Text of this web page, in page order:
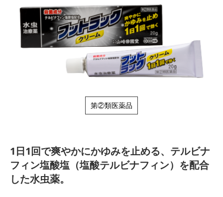
第②類医薬品
1日1回で爽やかにかゆみを止める、テルビナ
フィン塩酸塩（塩酸テルビナフィン）を配合
した水虫薬。